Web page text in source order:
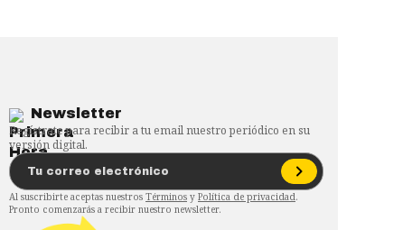
Newsletter
Regístrate para recibir a tu email nuestro periódico en su
versión digital.
Al suscribirte aceptas nuestros Términos y Política de privacidad.
Pronto comenzarás a recibir nuestro newsletter.